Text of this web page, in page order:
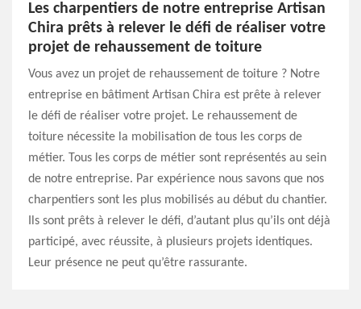
Les charpentiers de notre entreprise Artisan
Chira prêts à relever le défi de réaliser votre
projet de rehaussement de toiture
Vous avez un projet de rehaussement de toiture ? Notre
entreprise en bâtiment Artisan Chira est prête à relever
le défi de réaliser votre projet. Le rehaussement de
toiture nécessite la mobilisation de tous les corps de
métier. Tous les corps de métier sont représentés au sein
de notre entreprise. Par expérience nous savons que nos
charpentiers sont les plus mobilisés au début du chantier.
Ils sont prêts à relever le défi, d’autant plus qu’ils ont déjà
participé, avec réussite, à plusieurs projets identiques.
Leur présence ne peut qu’être rassurante.